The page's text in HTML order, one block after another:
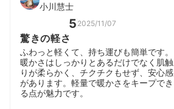
小川慧士
5 2025/11/07
驚きの軽さ
ふわっと軽くて、持ち運びも簡単です。
暖かさはしっかりとあるだけでなく肌触
りが柔らかく、チクチクもせず、安心感
があります。軽量で暖かさをキープでき
る点が魅力です。